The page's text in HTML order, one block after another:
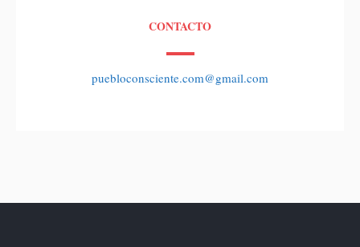
CONTACTO
puebloconsciente.com@gmail.com